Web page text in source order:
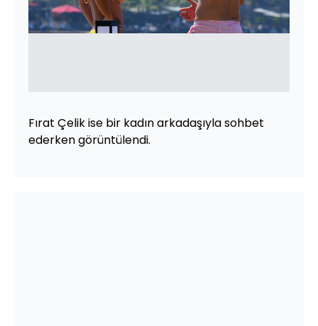
Fırat Çelik ise bir kadın arkadaşıyla sohbet
ederken görüntülendi.